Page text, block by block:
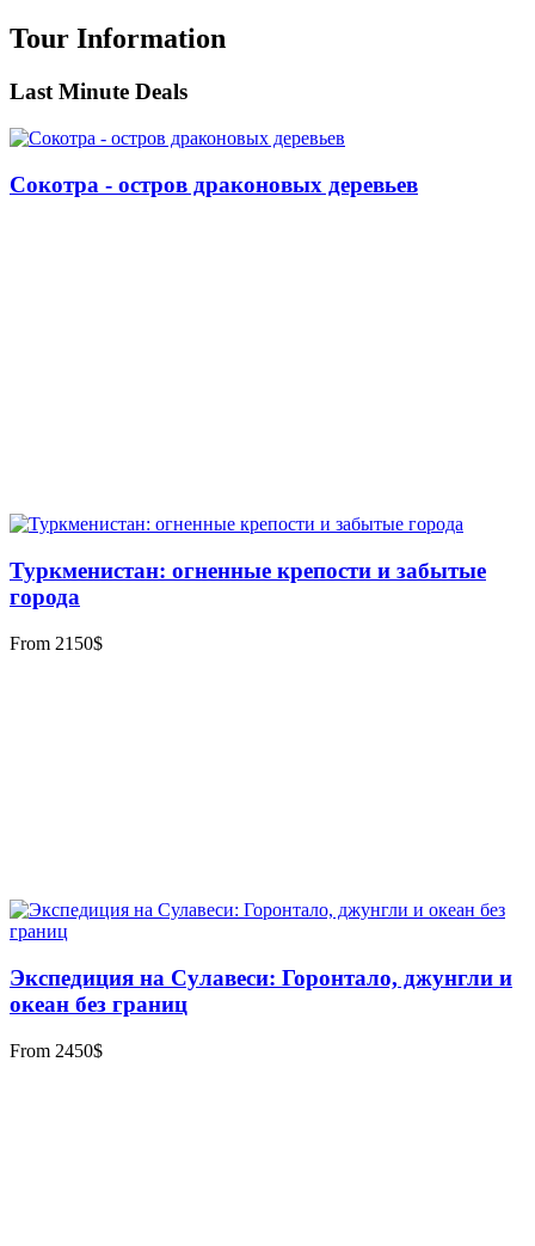
Tour Information
Last Minute Deals
Сокотра - остров драконовых деревьев
Туркменистан: огненные крепости и забытые
города
From 2150$
Экспедиция на Сулавеси: Горонтало, джунгли и
океан без границ
From 2450$